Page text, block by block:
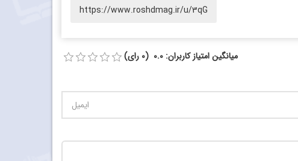
https://www.roshdmag.ir/u/3qG
میانگین امتیاز کاربران: 0.0 (0 رای)